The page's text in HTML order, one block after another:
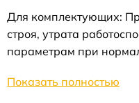
Для комплектующих:
строя, утрата
параметрам при
Показать полностью